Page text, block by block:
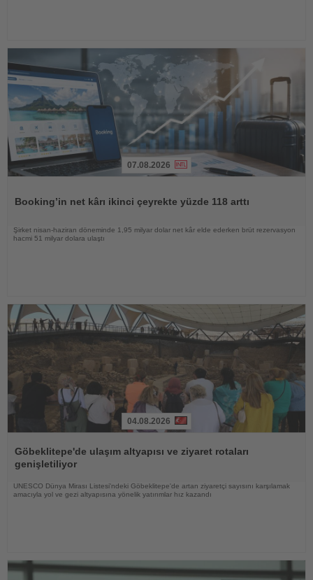
07.08.2026
Booking’in net kârı ikinci çeyrekte yüzde 118 arttı
Şirket nisan-haziran döneminde 1,95 milyar dolar net kâr elde ederken brüt rezervasyon
hacmi 51 milyar dolara ulaştı
Oku
04.08.2026
Göbeklitepe'de ulaşım altyapısı ve ziyaret rotaları
genişletiliyor
UNESCO Dünya Mirası Listesi'ndeki Göbeklitepe'de artan ziyaretçi sayısını karşılamak
amacıyla yol ve gezi altyapısına yönelik yatırımlar hız kazandı